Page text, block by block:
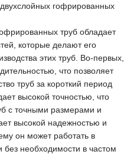
гофрированных
труб обладает
которые делают его
этих труб. Во-первых,
что позволяет
труб за короткий период
высокой точностью, что
с точными размерами и
высокой надежностью и
он может работать в
без необходимости в частом